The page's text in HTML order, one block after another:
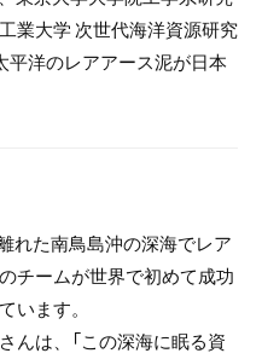
業大学 次世代海洋資源研究
平洋のレアアース泥が日本
れた南鳥島沖の深海でレア
チームが世界で初めて成功
います。
んは、「この深海に眠る資